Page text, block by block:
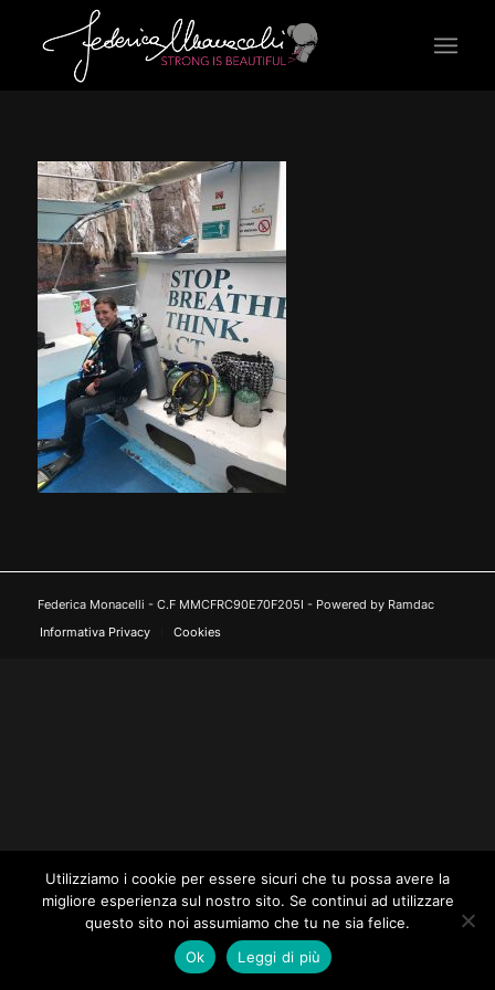
Federica Monacelli - C.F MMCFRC90E70F205I - Powered by Ramdac
Informativa Privacy
Cookies
Utilizziamo i cookie per essere sicuri che tu possa avere la
migliore esperienza sul nostro sito. Se continui ad utilizzare
questo sito noi assumiamo che tu ne sia felice.
Ok
Leggi di più